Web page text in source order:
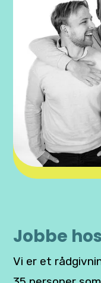
Jobbe
Vi er et